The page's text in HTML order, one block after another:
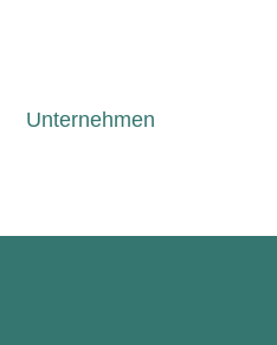
Unternehmen